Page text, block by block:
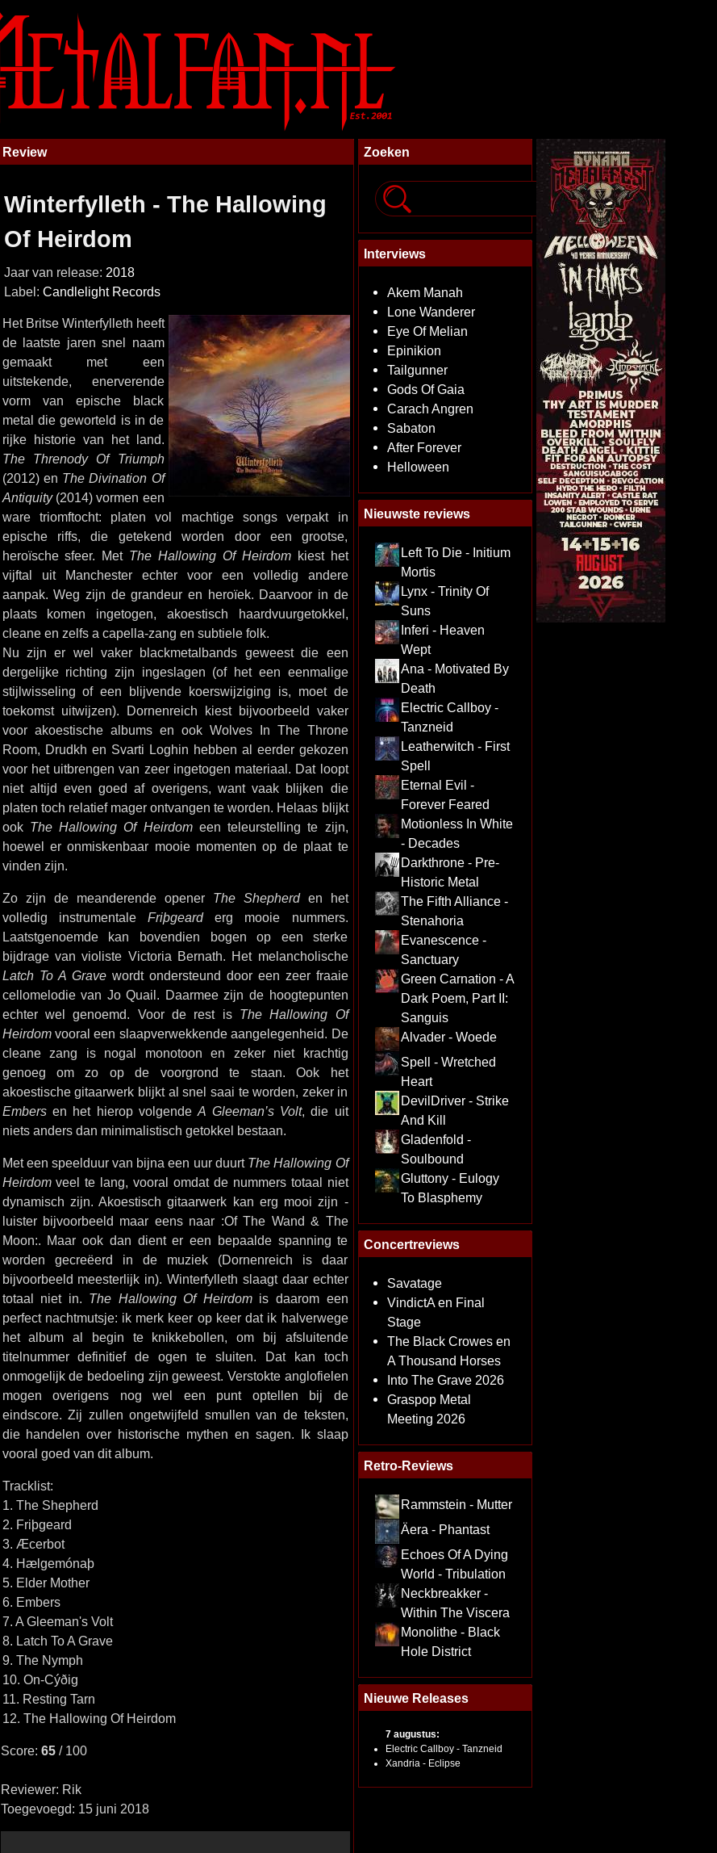
Review
Winterfylleth - The Hallowing
Of Heirdom
Jaar van release: 2018
Label: Candlelight Records
Het Britse Winterfylleth heeft
de laatste jaren snel naam
gemaakt met een
uitstekende, enerverende
vorm van epische black
metal die geworteld is in de
rijke historie van het land.
The Threnody Of Triumph
(2012) en The Divination Of
Antiquity(2014) vormen een
ware triomftocht: platen vol machtige songs verpakt in
epische riffs, die getekend worden door een grootse,
heroïsche sfeer. Met The Hallowing Of Heirdomkiest het
vijftal uit Manchester echter voor een volledig andere
aanpak. Weg zijn de grandeur en heroïek. Daarvoor in de
plaats komen ingetogen, akoestisch haardvuurgetokkel,
cleane en zelfs a capella-zang en subtiele folk.
Nu zijn er wel vaker blackmetalbands geweest die een
dergelijke richting zijn ingeslagen (of het een eenmalige
stijlwisseling of een blijvende koerswijziging is, moet de
toekomst uitwijzen). Dornenreich kiest bijvoorbeeld vaker
voor akoestische albums en ook Wolves In The Throne
Room, Drudkh en Svarti Loghin hebben al eerder gekozen
voor het uitbrengen van zeer ingetogen materiaal. Dat loopt
niet altijd even goed af overigens, want vaak blijken die
platen toch relatief mager ontvangen te worden. Helaas blijkt
ook The Hallowing Of Heirdomeen teleurstelling te zijn,
hoewel er onmiskenbaar mooie momenten op de plaat te
vinden zijn.
Zo zijn de meanderende opener The Shepherden het
volledig instrumentale Friþgearderg mooie nummers.
Laatstgenoemde kan bovendien bogen op een sterke
bijdrage van violiste Victoria Bernath. Het melancholische
Latch To A Gravewordt ondersteund door een zeer fraaie
cellomelodie van Jo Quail. Daarmee zijn de hoogtepunten
echter wel genoemd. Voor de rest is The Hallowing Of
Heirdomvooral een slaapverwekkende aangelegenheid. De
cleane zang is nogal monotoon en zeker niet krachtig
genoeg om zo op de voorgrond te staan. Ook het
akoestische gitaarwerk blijkt al snel saai te worden, zeker in
Embersen het hierop volgendeA Gleeman’s Volt, die uit
niets anders dan minimalistisch getokkel bestaan.
Met een speelduur van bijna een uur duurt The Hallowing Of
Heirdomveel te lang, vooral omdat de nummers totaal niet
dynamisch zijn. Akoestisch gitaarwerk kan erg mooi zijn -
luister bijvoorbeeld maar eens naar :Of The Wand & The
Moon:. Maar ook dan dient er een bepaalde spanning te
worden gecreëerd in de muziek (Dornenreich is daar
bijvoorbeeld meesterlijk in). Winterfylleth slaagt daar echter
totaal niet in. The Hallowing Of Heirdomis daarom een
perfect nachtmutsje: ik merk keer op keer dat ik halverwege
het album al begin te knikkebollen, om bij afsluitende
titelnummer definitief de ogen te sluiten. Dat kan toch
onmogelijk de bedoeling zijn geweest. Verstokte anglofielen
mogen overigens nog wel een punt optellen bij de
eindscore. Zij zullen ongetwijfeld smullen van de teksten,
die handelen over historische mythen en sagen. Ik slaap
vooral goed van dit album.
Tracklist:
1. The Shepherd
2. Friþgeard
3. Æcerbot
4. Hælgemónaþ
5. Elder Mother
6. Embers
7. A Gleeman's Volt
8. Latch To A Grave
9. The Nymph
10. On-Cýðig
11. Resting Tarn
12. The Hallowing Of Heirdom
Score: 65/ 100
Reviewer: Rik
Toegevoegd: 15 juni 2018
Zoeken
Interviews
Akem Manah
Lone Wanderer
Eye Of Melian
Epinikion
Tailgunner
Gods Of Gaia
Carach Angren
Sabaton
After Forever
Helloween
Nieuwste reviews
Left To Die - Initium
Mortis
Lynx - Trinity Of
Suns
Inferi - Heaven
Wept
Ana - Motivated By
Death
Electric Callboy -
Tanzneid
Leatherwitch - First
Spell
Eternal Evil -
Forever Feared
Motionless In White
- Decades
Darkthrone - Pre-
Historic Metal
The Fifth Alliance -
Stenahoria
Evanescence -
Sanctuary
Green Carnation - A
Dark Poem, Part II:
Sanguis
Alvader - Woede
Spell - Wretched
Heart
DevilDriver - Strike
And Kill
Gladenfold -
Soulbound
Gluttony - Eulogy
To Blasphemy
Concertreviews
Savatage
VindictA en Final
Stage
The Black Crowes en
A Thousand Horses
Into The Grave 2026
Graspop Metal
Meeting 2026
Retro-Reviews
Rammstein - Mutter
Äera - Phantast
Echoes Of A Dying
World - Tribulation
Neckbreakker -
Within The Viscera
Monolithe - Black
Hole District
Nieuwe Releases
7 augustus:
Electric Callboy - Tanzneid
Xandria - Eclipse